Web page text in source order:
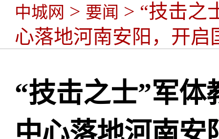
中城网 > 要闻 > “技击之
心落地河南安阳，开
“技击之士”军体
中心落地河南安